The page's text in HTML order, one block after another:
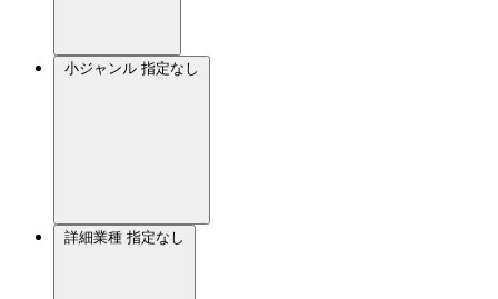
小ジャンル 指定なし
詳細業種 指定なし